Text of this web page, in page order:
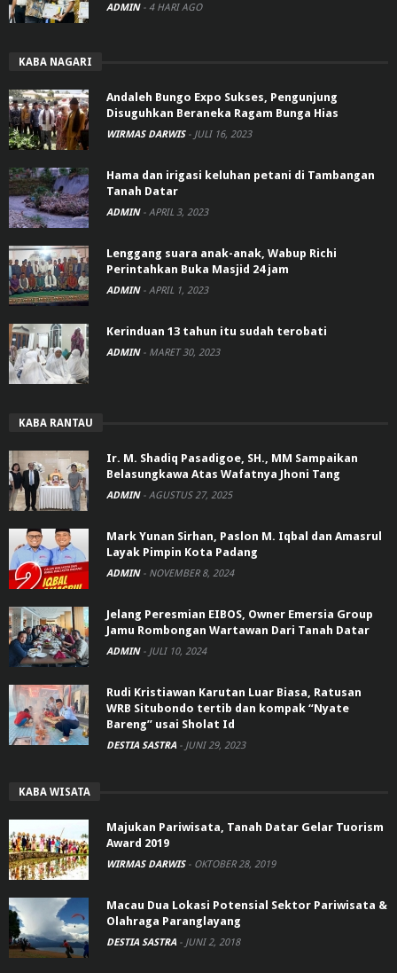
ADMIN - 4 HARI AGO
KABA NAGARI
Andaleh Bungo Expo Sukses, Pengunjung
Disuguhkan Beraneka Ragam Bunga Hias
WIRMAS DARWIS - JULI 16, 2023
Hama dan irigasi keluhan petani di Tambangan
Tanah Datar
ADMIN - APRIL 3, 2023
Lenggang suara anak-anak, Wabup Richi
Perintahkan Buka Masjid 24 jam
ADMIN - APRIL 1, 2023
Kerinduan 13 tahun itu sudah terobati
ADMIN - MARET 30, 2023
KABA RANTAU
Ir. M. Shadiq Pasadigoe, SH., MM Sampaikan
Belasungkawa Atas Wafatnya Jhoni Tang
ADMIN - AGUSTUS 27, 2025
Mark Yunan Sirhan, Paslon M. Iqbal dan Amasrul
Layak Pimpin Kota Padang
ADMIN - NOVEMBER 8, 2024
Jelang Peresmian EIBOS, Owner Emersia Group
Jamu Rombongan Wartawan Dari Tanah Datar
ADMIN - JULI 10, 2024
Rudi Kristiawan Karutan Luar Biasa, Ratusan
WRB Situbondo tertib dan kompak “Nyate
Bareng” usai Sholat Id
DESTIA SASTRA - JUNI 29, 2023
KABA WISATA
Majukan Pariwisata, Tanah Datar Gelar Tuorism
Award 2019
WIRMAS DARWIS - OKTOBER 28, 2019
Macau Dua Lokasi Potensial Sektor Pariwisata &
Olahraga Paranglayang
DESTIA SASTRA - JUNI 2, 2018